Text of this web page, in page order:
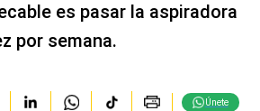
es pasar la aspiradora
por semana.
Únete